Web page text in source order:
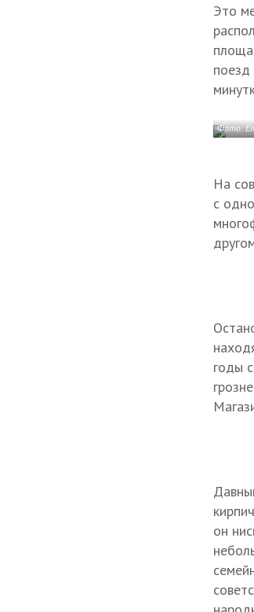
Это
поезд
Фото:
На
с
годы
он